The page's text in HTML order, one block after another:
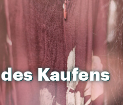
desKaufens